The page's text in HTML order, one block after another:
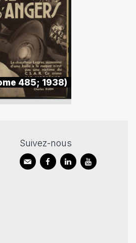
485; 1938)
Suivez-nous